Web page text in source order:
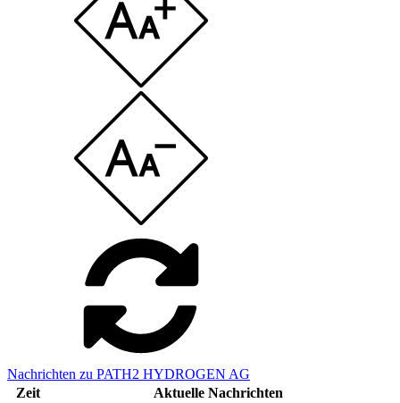
Nachrichten zu PATH2 HYDROGEN AG
Zeit
Aktuelle Nachrichten